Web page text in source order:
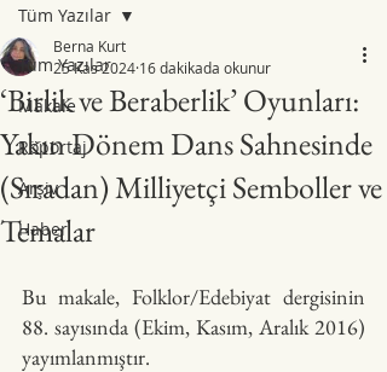
Tüm Yazılar
Makale
Röportaj
Arşiv
Haber
Tüm Yazılar
‘Birlik ve Beraberlik’ Oyunları:
Yakın Dönem Dans Sahnesinde
(Sıradan) Milliyetçi Semboller ve
Temalar
Berna Kurt
25 Kas 2024 16 dakikada okunur
Bu makale, Folklor/Edebiyat dergisinin
88. sayısında (Ekim, Kasım, Aralık 2016)
yayımlanmıştır.